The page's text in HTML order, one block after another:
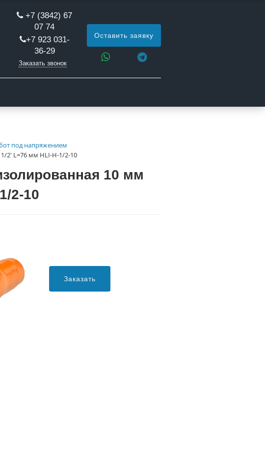
+7 (3842) 67
07 74
+7 923 031-
36-29
Заказать звонок
Оставить заявку
под напряжением
2' L=76 мм HLI-Н-1/2-10
10 мм
2-10
Заказать